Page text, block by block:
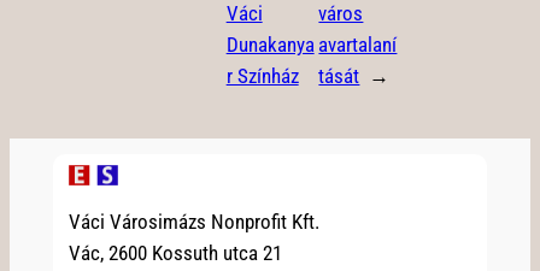
Váci
Dunakanya
r Színház
város
avartalaní
tását →
Váci Városimázs Nonprofit Kft.
Vác, 2600 Kossuth utca 21